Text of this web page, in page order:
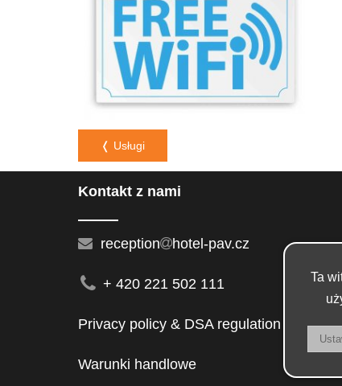
❬ Usługi
Kontakt z nami
reception hotel-pav.cz
+ 420 221 502 111
Privacy policy & DSA regulation
Warunki handlowe
Ta